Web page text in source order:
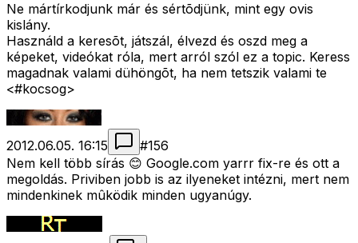
Ne mártírkodjunk már és sértõdjünk, mint egy ovis
kislány.
Használd a keresõt, játszál, élvezd és oszd meg a
képeket, videókat róla, mert arról szól ez a topic. Keress
magadnak valami dühöngõt, ha nem tetszik valami te
<#kocsog>
2012.06.05. 16:15 #156
Nem kell több sírás 😊 Google.com yarrr fix-re és ott a
megoldás. Priviben jobb is az ilyeneket intézni, mert nem
mindenkinek mûködik minden ugyanúgy.